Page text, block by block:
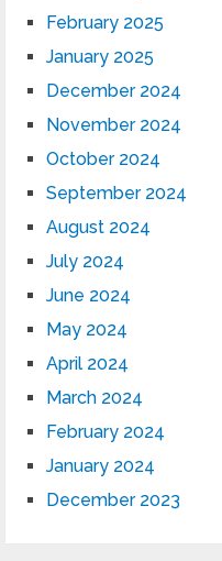
February 2025
January 2025
December 2024
November 2024
October 2024
September 2024
August 2024
July 2024
June 2024
May 2024
April 2024
March 2024
February 2024
January 2024
December 2023